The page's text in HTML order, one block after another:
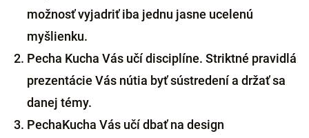
možnosť vyjadriť iba jednu jasne ucelenú
myšlienku.
Pecha Kucha Vás učí disciplíne. Striktné pravidlá
prezentácie Vás nútia byť sústredení a držať sa
danej témy.
PechaKucha Vás učí dbať na design